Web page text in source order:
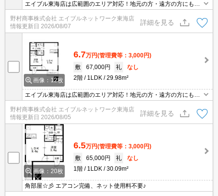
エイブル東海店は広範囲のエリア対応！地元の方・遠方の方にも公
平な視点で提案♪見るだけ・オンライン可！
野村商事株式会社 エイブルネットワーク東海店
情報更新日 2026/08/07
詳細を見る
画像：12枚
6.7万円(管理費等：3,000円)
敷
67,000円 礼
なし
2階
1LDK 29.98m²
エイブル東海店は広範囲のエリア対応！地元の方・遠方の方にも公
平な視点で提案♪見るだけ・オンライン可！
野村商事株式会社 エイブルネットワーク東海店
情報更新日 2026/08/05
詳細を見る
画像：20枚
6.5万円(管理費等：3,000円)
敷
65,000円 礼
なし
1階
1LDK 30.09m²
角部屋☆彡 エアコン完備、ネット使用料不要♪